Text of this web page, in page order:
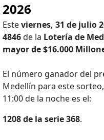
2026
Esteviernes, 31 de julio
4846de la Lotería de
mayor de $16.000
El número ganador del
Medellín para este
11:00 de la noche es el:
1208 de la serie 368.